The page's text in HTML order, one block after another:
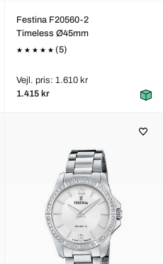
Festina F20560-2
Timeless Ø45mm
(5)
Vejl. pris: 1.610 kr
1.415 kr